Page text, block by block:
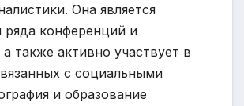
Она является
ряда конференций и
также активно участвует в
с социальными
и образование